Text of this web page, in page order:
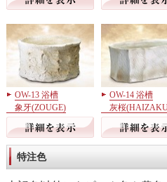
OW-13 浴槽
象牙(ZOUGE)
OW-14 浴槽
灰桜
特注色